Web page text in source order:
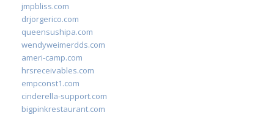
jmpbliss.com
drjorgerico.com
queensushipa.com
wendyweimerdds.com
ameri-camp.com
hrsreceivables.com
empconst1.com
cinderella-support.com
bigpinkrestaurant.com